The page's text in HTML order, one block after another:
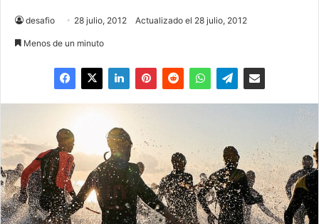
desafio 28 julio, 2012 Actualizado el 28 julio, 2012
Menos de un minuto